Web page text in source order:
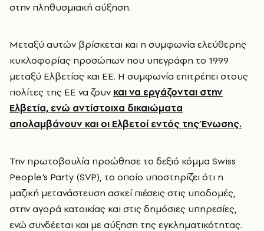
στην πληθυσμιακή αύξηση.
Μεταξύ αυτών βρίσκεται και η συμφωνία ελεύθερης
κυκλοφορίας προσώπων που υπεγράφη το 1999
μεταξύ Ελβετίας και ΕΕ. Η συμφωνία επιτρέπει στους
πολίτες της ΕΕ να ζουν και να εργάζονται στην
Ελβετία, ενώ αντίστοιχα δικαιώματα
απολαμβάνουν και οι Ελβετοί εντός της Ένωσης.
Την πρωτοβουλία προώθησε το δεξιό κόμμα Swiss
People's Party (SVP), το οποίο υποστηρίζει ότι η
μαζική μετανάστευση ασκεί πιέσεις στις υποδομές,
στην αγορά κατοικίας και στις δημόσιες υπηρεσίες,
ενώ συνδέεται και με αύξηση της εγκληματικότητας.